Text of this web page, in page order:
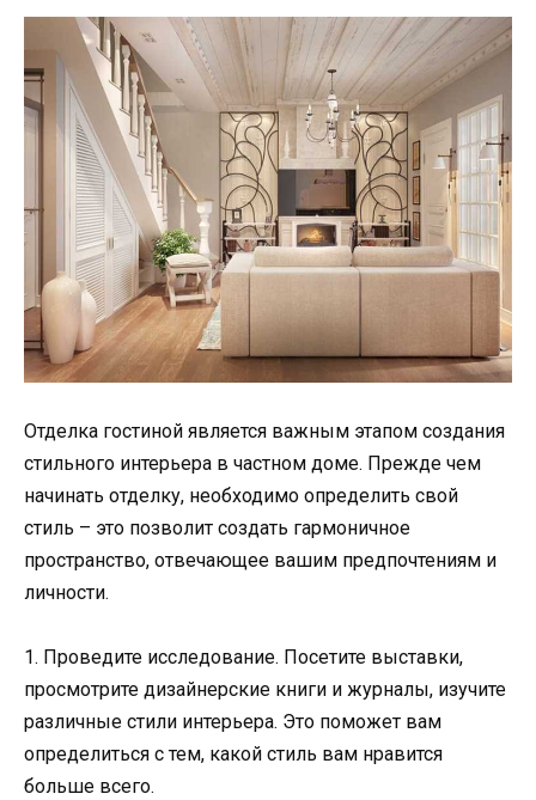
Отделка гостиной является важным этапом создания
стильного интерьера в частном доме. Прежде чем
начинать отделку, необходимо определить свой
стиль – это позволит создать гармоничное
пространство, отвечающее вашим предпочтениям и
личности.
1. Проведите исследование. Посетите выставки,
просмотрите дизайнерские книги и журналы, изучите
различные стили интерьера. Это поможет вам
определиться с тем, какой стиль вам нравится
больше всего.